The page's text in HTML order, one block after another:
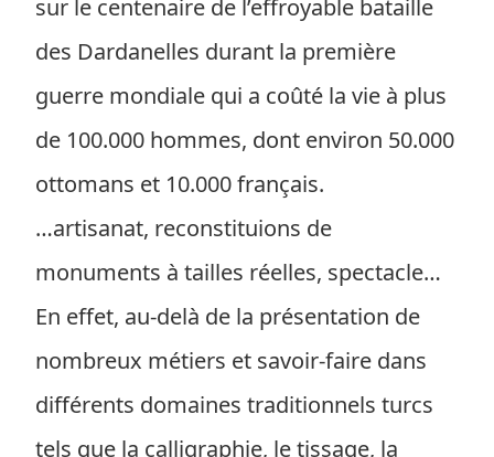
sur le centenaire de l’effroyable bataille
des Dardanelles durant la première
guerre mondiale qui a coûté la vie à plus
de 100.000 hommes, dont environ 50.000
ottomans et 10.000 français.
…artisanat, reconstituions de
monuments à tailles réelles, spectacle…
En effet, au-delà de la présentation de
nombreux métiers et savoir-faire dans
différents domaines traditionnels turcs
tels que la calligraphie, le tissage, la